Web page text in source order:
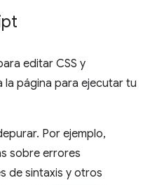
editar CSS y
la página para ejecutar tu
Por ejemplo,
sobre errores
de sintaxis y otros